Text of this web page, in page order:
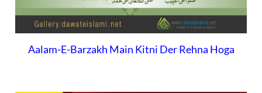
Aalam-E-Barzakh Main Kitni Der Rehna Hoga